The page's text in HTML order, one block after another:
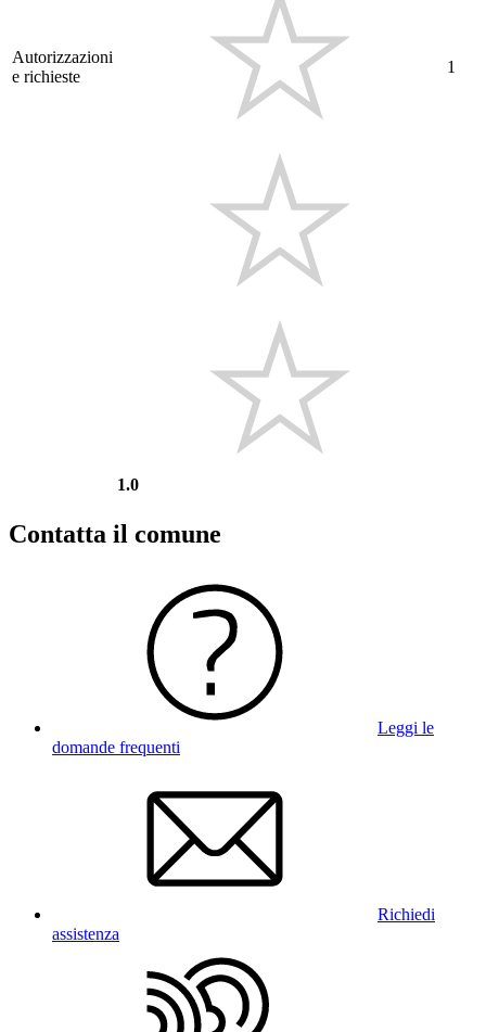
Autorizzazioni
e richieste
1.0
1
Contatta il comune
Leggi le
domande frequenti
Richiedi
assistenza